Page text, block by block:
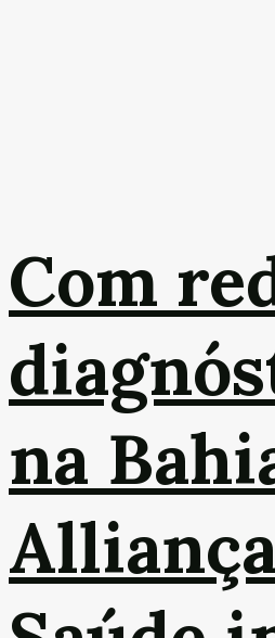
Com
na
Alliança